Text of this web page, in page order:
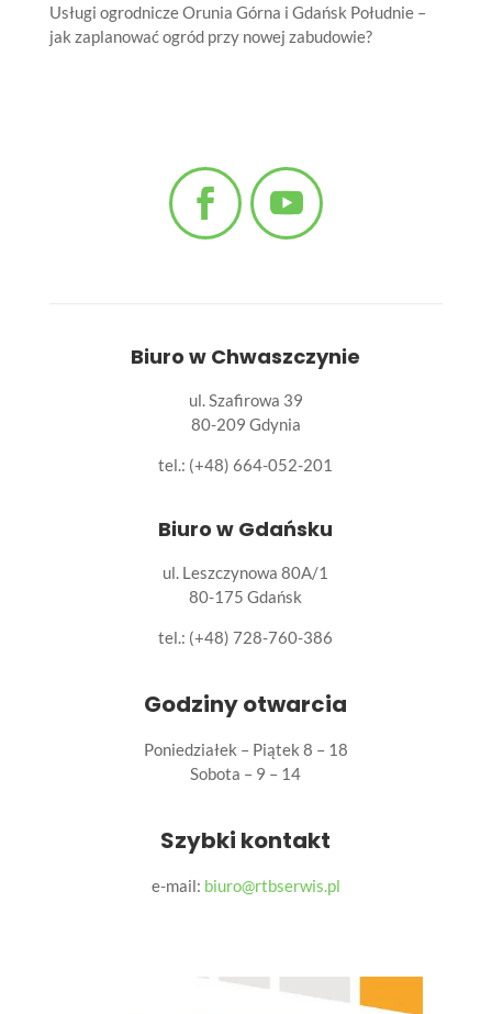
Usługi ogrodnicze Orunia Górna i Gdańsk Południe –
jak zaplanować ogród przy nowej zabudowie?
Biuro w Chwaszczynie
ul. Szafirowa 39
80-209 Gdynia
tel.: (+48) 664-052-201
Biuro w Gdańsku
ul. Leszczynowa 80A/1
80-175 Gdańsk
tel.: (+48) 728-760-386
Godziny otwarcia
Poniedziałek – Piątek 8 – 18
Sobota – 9 – 14
Szybki kontakt
e-mail: biuro@rtbserwis.pl